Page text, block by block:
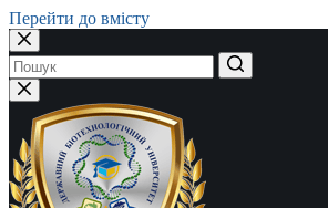
Перейти до вмісту
Немає
результатів